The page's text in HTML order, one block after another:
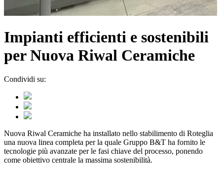
Impianti efficienti e sostenibili
per Nuova Riwal Ceramiche
Condividi su:
Nuova Riwal Ceramiche ha installato nello stabilimento di Roteglia
una nuova linea completa per la quale Gruppo B&T ha fornito le
tecnologie più avanzate per le fasi chiave del processo, ponendo
come obiettivo centrale la massima sostenibilità.